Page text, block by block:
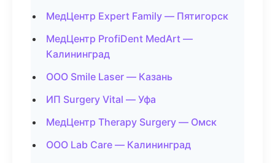
МедЦентр Expert Family — Пятигорск
МедЦентр ProfiDent MedArt —
Калининград
ООО Smile Laser — Казань
ИП Surgery Vital — Уфа
МедЦентр Therapy Surgery — Омск
ООО Lab Care — Калининград